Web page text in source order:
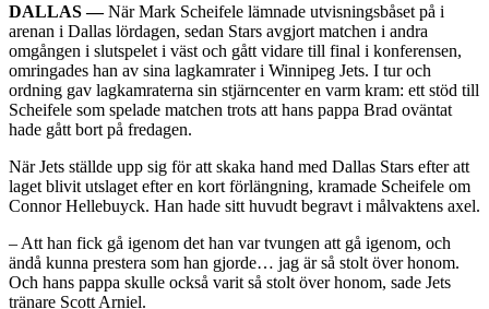
DALLAS —När Mark Scheifele lämnade utvisningsbåset på i
arenan i Dallas lördagen, sedan Stars avgjort matchen i andra
omgången i slutspelet i väst och gått vidare till final i konferensen,
omringades han av sina lagkamrater i Winnipeg Jets. I tur och
ordning gav lagkamraterna sin stjärncenter en varm kram: ett stöd till
Scheifele som spelade matchen trots att hans pappa Brad oväntat
hade gått bort på fredagen.
När Jets ställde upp sig för att skaka hand med Dallas Stars efter att
laget blivit utslaget efter en kort förlängning, kramade Scheifele om
Connor Hellebuyck. Han hade sitt huvudt begravt i målvaktens axel.
– Att han fick gå igenom det han var tvungen att gå igenom, och
ändå kunna prestera som han gjorde… jag är så stolt över honom.
Och hans pappa skulle också varit så stolt över honom, sade Jets
tränare Scott Arniel.